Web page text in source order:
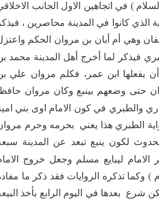
) في اتجاهين الاول الجانب
الذي كانوا في المدينة محاصرين ، فيذكر
وهي أم أبان بن مروان الحكم
فيذكر لما أخرج أهل المدينة محمد
يفعلها ابن عمر، فكلم مروان علي
حتى وضعهم بينبع وكان مروان
والطبري في كون الامام اوى بني
الطبري هذا يعني بحرمه وحرم
لكون ينبع تبعد عن المدينة
ليبايع مسلم وجعل خروج
) وكما تذكره الروايات فقد ذكر ما
شرع بعدها في اليوم الرابع بأخذ